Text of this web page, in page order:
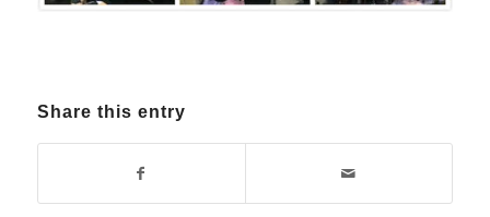
Share this entry